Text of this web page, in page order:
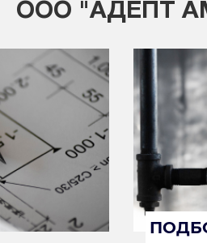
ООО "АДЕПТ